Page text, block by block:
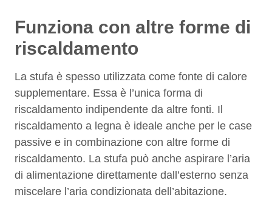
Funziona con altre forme di
riscaldamento
La stufa è spesso utilizzata come fonte di calore
supplementare. Essa è l’unica forma di
riscaldamento indipendente da altre fonti. Il
riscaldamento a legna è ideale anche per le case
passive e in combinazione con altre forme di
riscaldamento. La stufa può anche aspirare l’aria
di alimentazione direttamente dall’esterno senza
miscelare l’aria condizionata dell’abitazione.